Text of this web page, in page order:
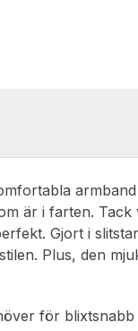
är i farten. Tack
Gjort i
Plus, den
för